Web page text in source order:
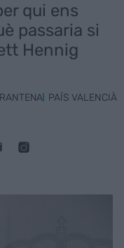
qui ens
passaria si
Hennig
PAÍS VALENCIÀ